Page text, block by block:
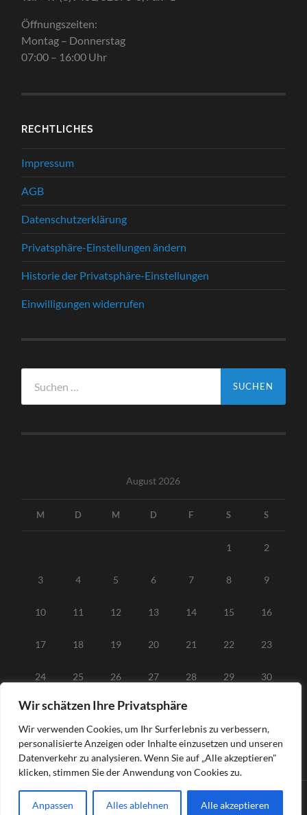
Wir schätzen Ihre Privatsphäre
Wir verwenden Cookies, um Ihr Surferlebnis zu verbessern,
personalisierte Anzeigen oder Inhalte einzusetzen und unseren
Datenverkehr zu analysieren. Wenn Sie auf „Alle akzeptieren"
klicken, stimmen Sie der Anwendung von Cookies zu.
Anpassen Alles ablehnen Alle akzeptieren
Öffnungszeiten:
Montag – Donnerstag
07:00 – 16:00 Uhr
RECHTLICHES
Impressum
AGB
Datenschutzerklärung
Privatsphäre-Einstellungen ändern
Historie der Privatsphäre-Einstellungen
Einwilligungen widerrufen
nach:
August 2026
M D M D F S S
1 2
3 4 5 6 7 8 9
10 11 12 13 14 15 16
17 18 19 20 21 22 23
24 25 26 27 28 29 30
31
© 2026STICH — HOCH ↑